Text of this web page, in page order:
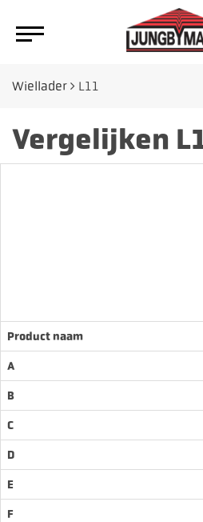
Wiellader L11
Vergelijken
Product naam
A
B
C
D
E
F